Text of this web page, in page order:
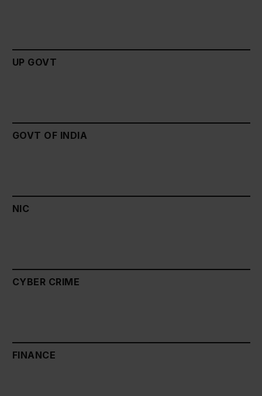
UP GOVT
GOVT OF INDIA
NIC
CYBER CRIME
FINANCE